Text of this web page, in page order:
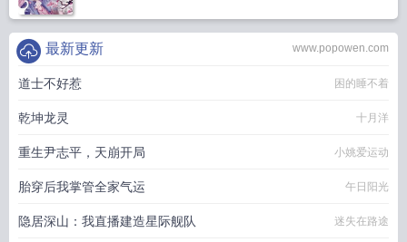
www.popowen.com
最新更新
道士不好惹 困的睡不着
乾坤龙灵 十月洋
重生尹志平，天崩开局 小姚爱运动
胎穿后我掌管全家气运 午日阳光
隐居深山：我直播建造星际舰队 迷失在路途